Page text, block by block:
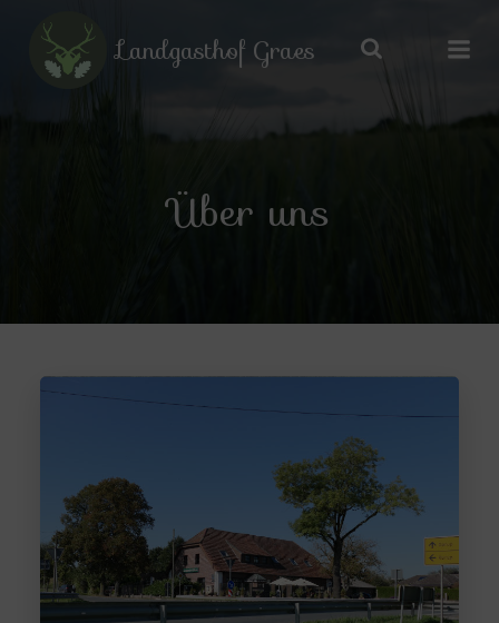
Inhalt
springen
Landgasthof Graes
Über uns